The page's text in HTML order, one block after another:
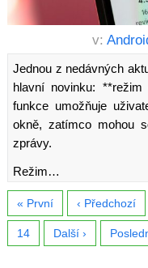
v:
Jednou z nedávných
hlavní novinku: **režim
funkce umožňuje
okně, zatímco mohou
zprávy.
Režim…
« První ‹ Předchozí
14 Další ›